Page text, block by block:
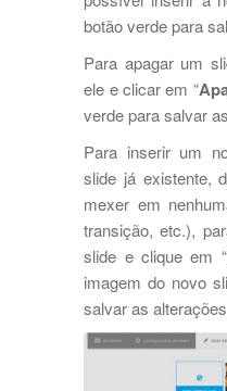
botão verde para
Para apagar um
ele e clicar em “
verde para salvar
Para inserir um
slide já existente,
mexer em
transição, etc.),
slide e clique em “
imagem do novo
salvar as